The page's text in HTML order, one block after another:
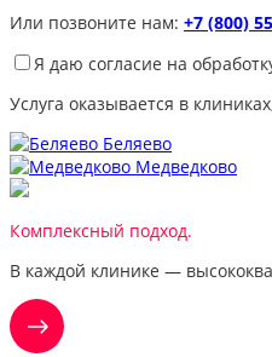
Или позвоните нам: +7 (800)
Я даю согласие на
Услуга оказывается в
Беляево
Медведково
Комплексный подход.
В каждой клинике —